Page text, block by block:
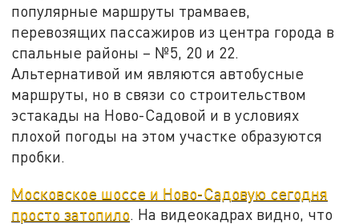
популярные маршруты трамваев,
перевозящих пассажиров из центра города в
спальные районы – №5, 20 и 22.
Альтернативой им являются автобусные
маршруты, но в связи со строительством
эстакады на Ново-Садовой и в условиях
плохой погоды на этом участке образуются
пробки.
Московское шоссе и Ново-Садовую сегодня
просто затопило . На видеокадрах видно, что